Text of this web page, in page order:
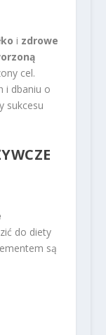
i zdrowe
cel.
i dbaniu o
sukcesu
do diety
są